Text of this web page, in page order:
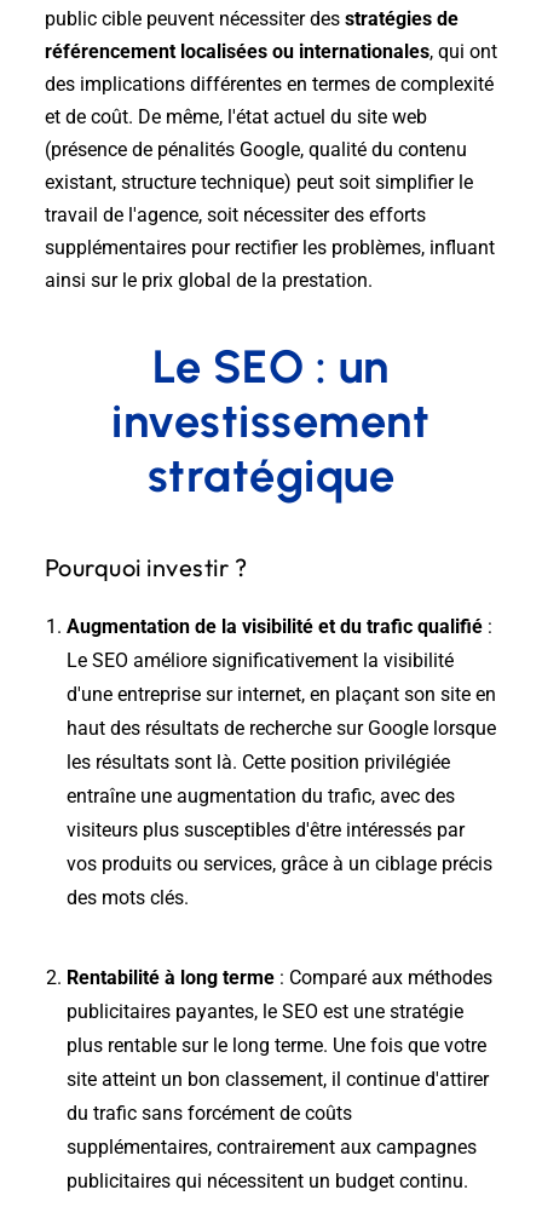
public cible peuvent nécessiter desstratégies de
référencement localisées ou internationales, qui ont
des implications différentes en termes de complexité
et de coût. De même, l'état actuel du site web
(présence de pénalités Google, qualité du contenu
existant, structure technique) peut soit simplifier le
travail de l'agence, soit nécessiter des efforts
supplémentaires pour rectifier les problèmes, influant
ainsi sur le prix global de la prestation.
Le SEO : un
investissement
stratégique
Pourquoi investir ?
Augmentation de la visibilité et du trafic qualifié :
Le SEO améliore significativement la visibilité
d'une entreprise sur internet, en plaçant son site en
haut des résultats de recherche sur Google lorsque
les résultats sont là. Cette position privilégiée
entraîne une augmentation du trafic, avec des
visiteurs plus susceptibles d'être intéressés par
vos produits ou services, grâce à un ciblage précis
des mots clés.
Rentabilité à long terme : Comparé aux méthodes
publicitaires payantes, le SEO est une stratégie
plus rentable sur le long terme. Une fois que votre
site atteint un bon classement, il continue d'attirer
du trafic sans forcément de coûts
supplémentaires, contrairement aux campagnes
publicitaires qui nécessitent un budget continu.